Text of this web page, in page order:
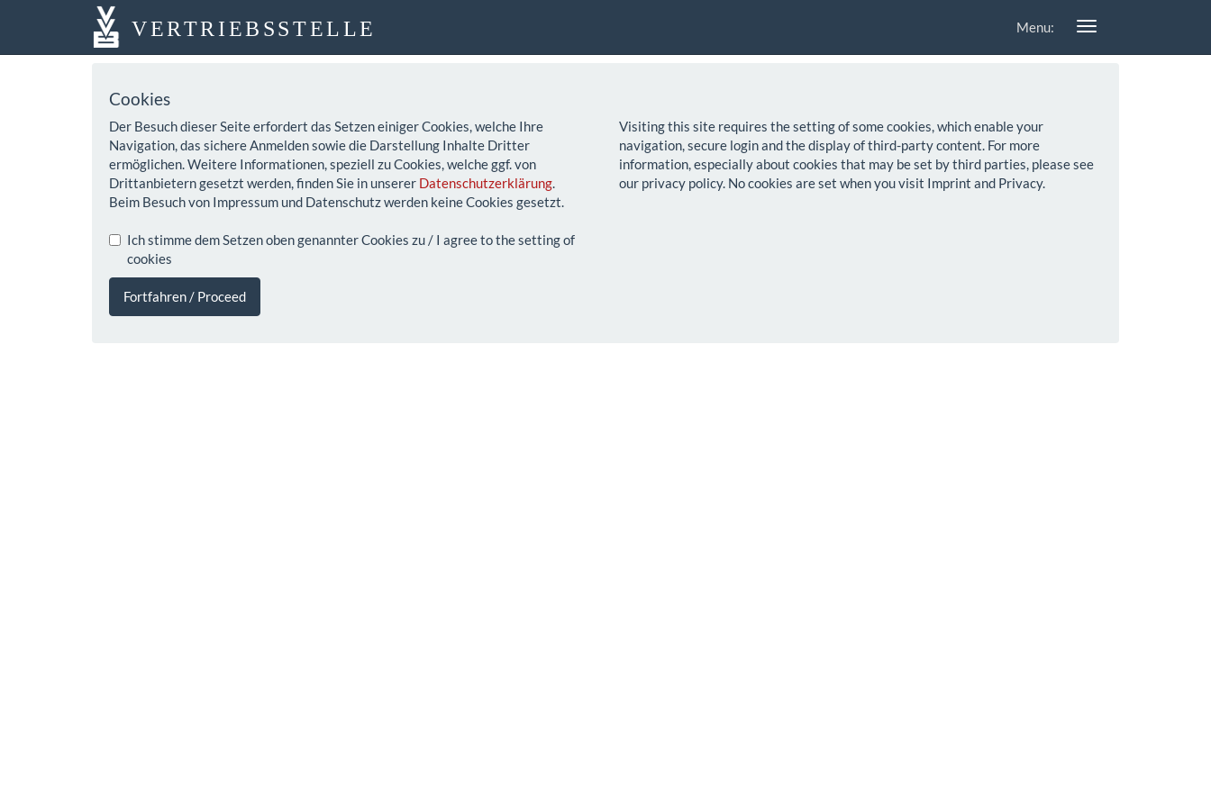
VERTRIEBSSTELLE Menu:
Cookies
Der Besuch dieser Seite erfordert das Setzen einiger Cookies, welche Ihre
Navigation, das sichere Anmelden sowie die Darstellung Inhalte Dritter
ermöglichen. Weitere Informationen, speziell zu Cookies, welche ggf. von
Drittanbietern gesetzt werden, finden Sie in unserer Datenschutzerklärung.
Beim Besuch von Impressum und Datenschutz werden keine Cookies gesetzt.
Ich stimme dem Setzen oben genannter Cookies zu / I agree to the setting of
cookies
Fortfahren / Proceed
Visiting this site requires the setting of some cookies, which enable your
navigation, secure login and the display of third-party content. For more
information, especially about cookies that may be set by third parties, please see
our privacy policy. No cookies are set when you visit Imprint and Privacy.